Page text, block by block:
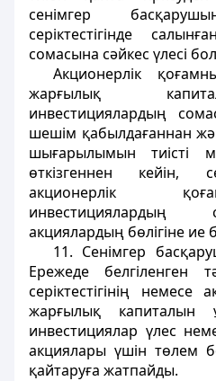
сенімгер
серіктестігінде
сомасына сәйкес үлесі
Акционерлік
жарғылық
инвестициялардың
шешім қабылдағаннан
шығарылымын тиісті
өткізгеннен кейін,
акционерлік
инвестициялардың
акциялардың бөлігіне ие
11. Сенімгер
Ережеде белгіленген
серіктестігінің немесе
жарғылық капиталын
инвестициялар үлес
акциялары үшін төлем
қайтаруға жатпайды.